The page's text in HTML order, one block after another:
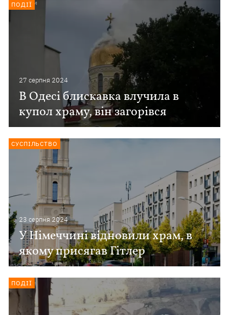
27 серпня 2024
В Одесі блискавка влучила в
купол храму, він загорівся
ПОДІЇ
23 серпня 2024
У Німеччині відновили храм, в
якому присягав Гітлер
СУСПІЛЬСТВО
ПОДІЇ